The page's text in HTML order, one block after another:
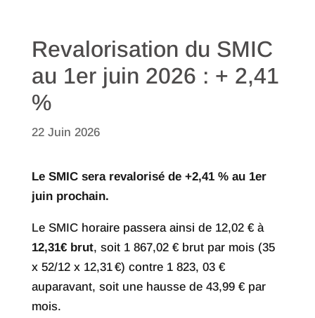
Revalorisation du SMIC
au 1er juin 2026 : + 2,41
%
22 Juin 2026
Le SMIC sera revalorisé de +2,41 % au 1er
juin prochain.
Le SMIC horaire passera ainsi de 12,02 € à
12,31€ brut, soit 1 867,02 € brut par mois (35
x 52/12 x 12,31 €) contre 1 823, 03 €
auparavant, soit une hausse de 43,99 € par
mois.